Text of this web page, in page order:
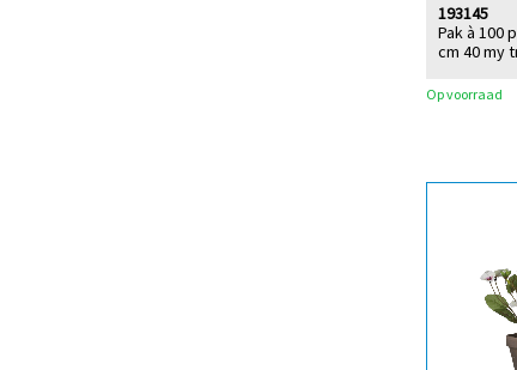
Pak à 100
cm 40 my
193145
Op voorraad